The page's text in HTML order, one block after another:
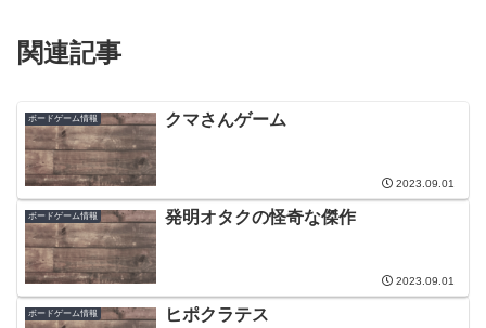
関連記事
ボードゲーム情報 クマさんゲーム
2023.09.01
ボードゲーム情報 発明オタクの怪奇な傑作
2023.09.01
ボードゲーム情報 ヒポクラテス